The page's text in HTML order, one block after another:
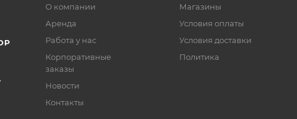
О компании
Аренда
Работа у нас
Корпоративные
заказы
Новости
Контакты
Магазины
Условия оплаты
Условия доставки
Политика